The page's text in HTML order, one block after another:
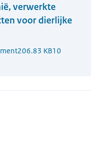
verwerkte
voor dierlijke
206.83 KB10